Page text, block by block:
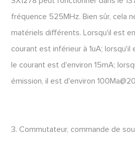
fréquence 525MHz. Bien sûr, cela
matériels différents. Lorsqu'il est
courant est inférieur à 1uA; lorsqu'il
le courant est d'environ 15mA;
émission, il est d'environ
3. Commutateur, commande de